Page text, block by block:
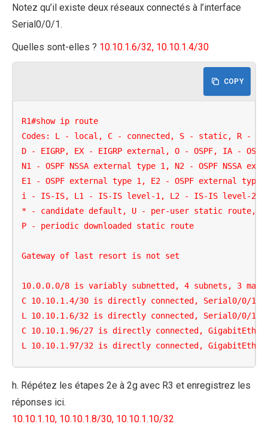
Notez qu’il existe deux réseaux connectés à l’interface
Serial0/0/1.
Quelles sont-elles ? 10.10.1.6/32, 10.10.1.4/30
COPY
R1#show ip route
Codes: L - local, C - connected, S - static, R -
D - EIGRP, EX - EIGRP external, O - OSPF, IA -
N1 - OSPF NSSA external type 1, N2 - OSPF NSSA
E1 - OSPF external type 1, E2 - OSPF external type
i - IS-IS, L1 - IS-IS level-1, L2 - IS-IS level-2,
* - candidate default, U - per-user static route, o
P - periodic downloaded static route
Gateway of last resort is not set
10.0.0.0/8 is variably subnetted, 4 subnets, 3
C 10.10.1.4/30 is directly connected, Serial0/0/1
L 10.10.1.6/32 is directly connected, Serial0/0/1
C 10.10.1.96/27 is directly connected,
L 10.10.1.97/32 is directly connected,
h. Répétez les étapes 2e à 2g avec R3 et enregistrez les
réponses ici.
10.10.1.10, 10.10.1.8/30, 10.10.1.10/32